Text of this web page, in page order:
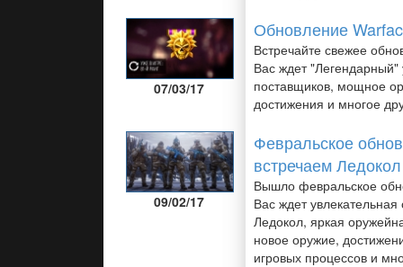
07/03/17
Обновление
Встречайте свежее
Вас ждет "Легендарный"
поставщиков, мощное
достижения и многое
09/02/17
Февральское
встречаем Ледокол
Вышло февральское
Вас ждет
Ледокол, яркая
новое оружие,
игровых процессов и